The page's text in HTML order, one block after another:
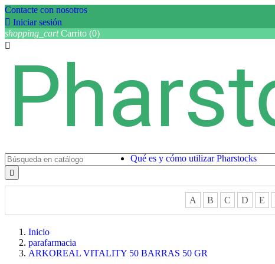
Contacte con nosotros
 Iniciar sesión
shopping_cart Carrito (0)


A B C D E
Qué es y cómo utilizar Pharstocks
Inicio
parafarmacia
ARKOREAL VITALITY 50 BARRAS 50 GR